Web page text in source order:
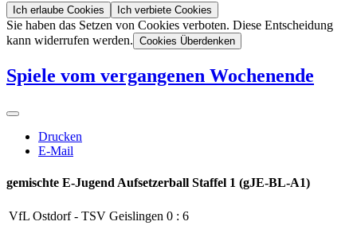
Ich erlaube Cookies Ich verbiete Cookies
Sie haben das Setzen von Cookies verboten. Diese Entscheidung
kann widerrufen werden. Cookies Überdenken
Spiele vom vergangenen Wochenende
Drucken
E-Mail
gemischte E-Jugend Aufsetzerball Staffel 1 (gJE-BL-A1)
VfL Ostdorf - TSV Geislingen 0 : 6